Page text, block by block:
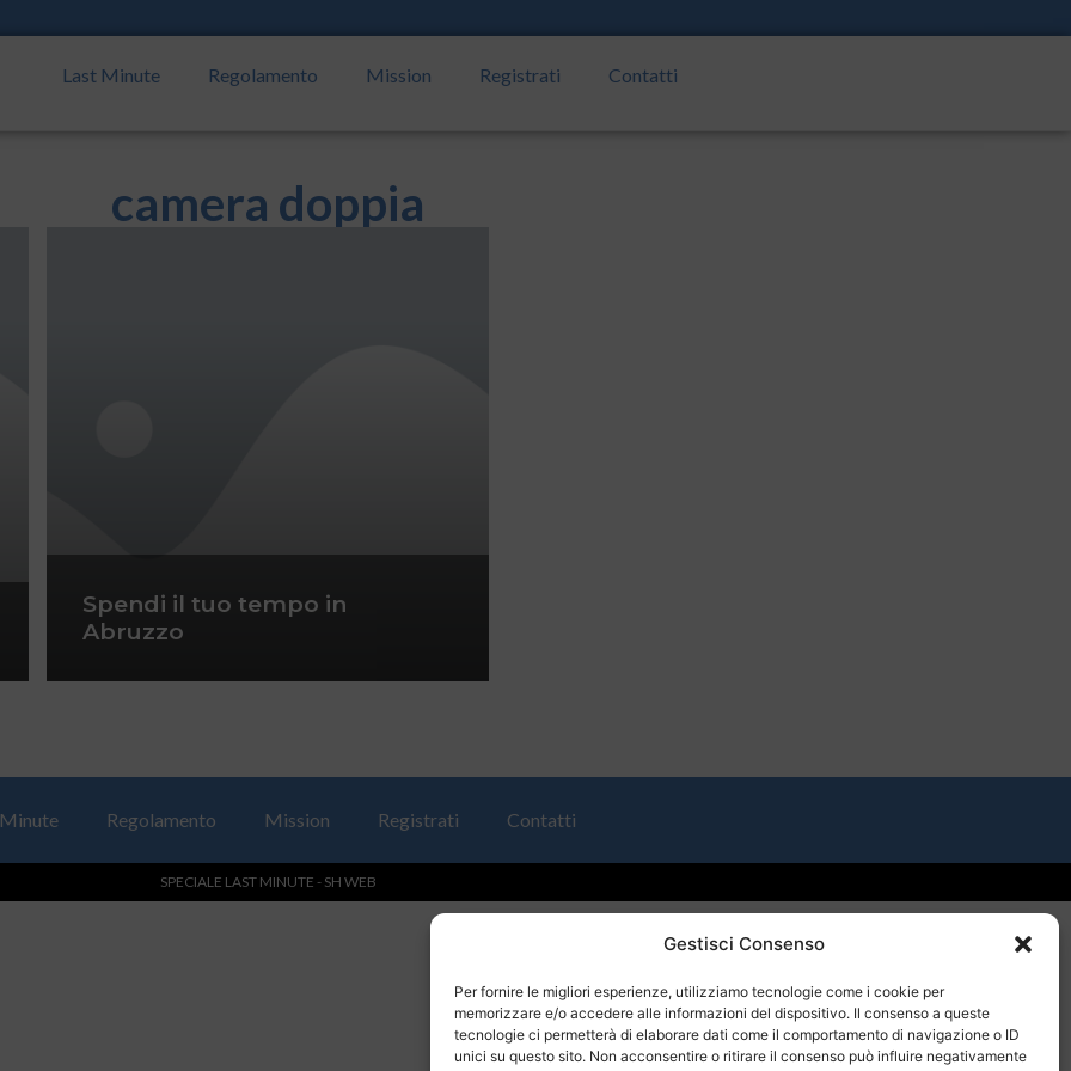
Gestisci Consenso
Per fornire le migliori esperienze, utilizziamo tecnologie come i cookie per
memorizzare e/o accedere alle informazioni del dispositivo. Il consenso a queste
tecnologie ci permetterà di elaborare dati come il comportamento di navigazione o ID
unici su questo sito. Non acconsentire o ritirare il consenso può influire negativamente
Last Minute Regolamento Mission Registrati Contatti
camera doppia
Spendi il tuo tempo in
Abruzzo
Regolamento Mission Registrati Contatti
SPECIALE LAST MINUTE - SH WEB